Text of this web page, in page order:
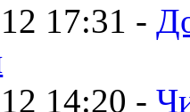
17:31 -
14:20 -